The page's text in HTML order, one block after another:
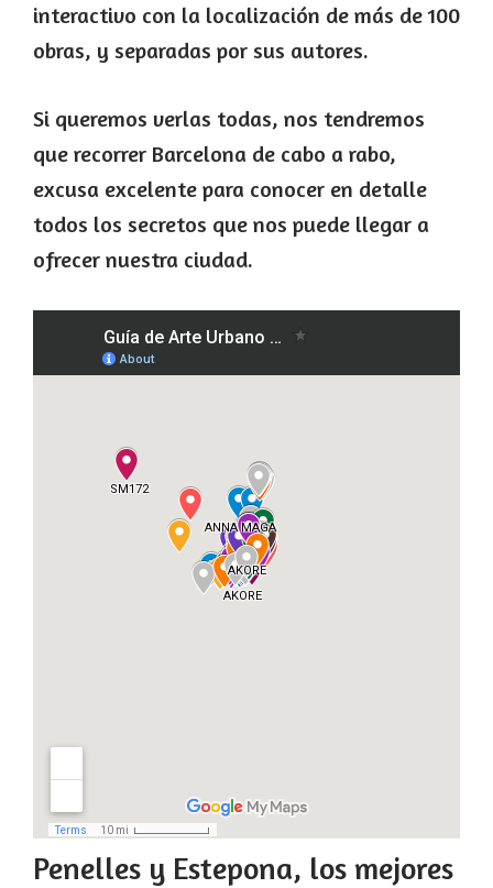
interactivo con la localización de más de 100
obras, y separadas por sus autores.
Si queremos verlas todas, nos tendremos
que recorrer Barcelona de cabo a rabo,
excusa excelente para conocer en detalle
todos los secretos que nos puede llegar a
ofrecer nuestra ciudad.
Penelles y Estepona, los mejores